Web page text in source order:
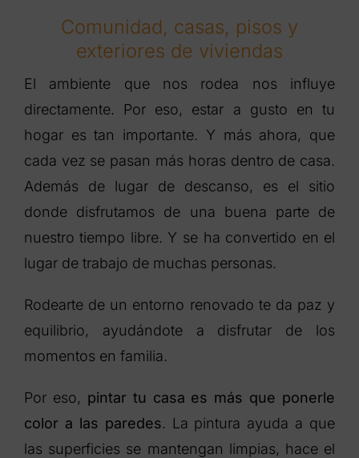
Comunidad, casas, pisos y
exteriores de viviendas
El ambiente que nos rodea nos influye
directamente. Por eso, estar a gusto en tu
hogar es tan importante. Y más ahora, que
cada vez se pasan más horas dentro de casa.
Además de lugar de descanso, es el sitio
donde disfrutamos de una buena parte de
nuestro tiempo libre. Y se ha convertido en el
lugar de trabajo de muchas personas.
Rodearte de un entorno renovado te da paz y
equilibrio, ayudándote a disfrutar de los
momentos en familia.
Por eso, pintar tu casa es más que ponerle
color a las paredes. La pintura ayuda a que
las superficies se mantengan limpias, hace el